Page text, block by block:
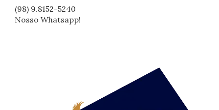
(98) 9.8152-5240
Nosso Whatsapp!